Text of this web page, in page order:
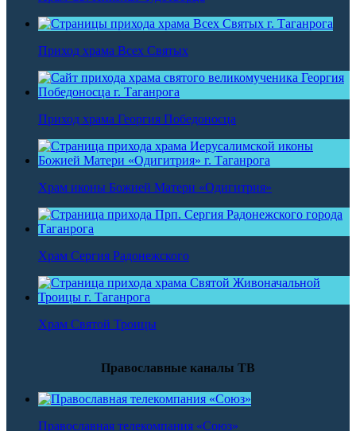
Приход храма Всех Святых
Приход храма Георгия Победоносца
Храм иконы Божией Матери «Одигитрия»
Храм Сергия Радонежского
Храм Святой Троицы
Православные каналы ТВ
Православная телекомпания «Союз»